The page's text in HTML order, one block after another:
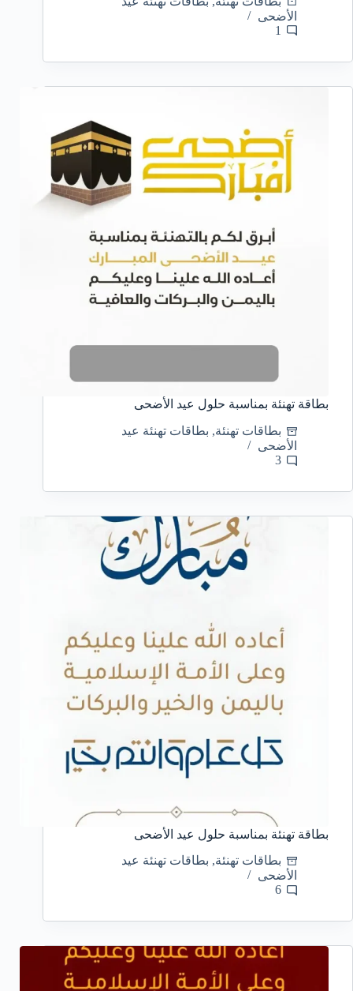
الأضحى
1
بطاقة تهنئة بمناسبة حلول عيد الأضحى
بطاقات تهنئة, بطاقات تهنئة عيد
الأضحى
3
بطاقة تهنئة بمناسبة حلول عيد الأضحى
بطاقات تهنئة, بطاقات تهنئة عيد
الأضحى
6